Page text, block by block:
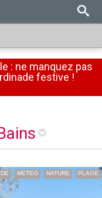
: ne manquez pas
festive !
METEO NATURE PLAGE